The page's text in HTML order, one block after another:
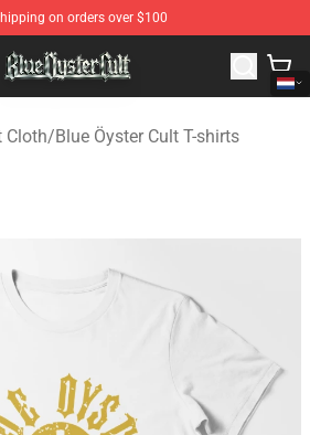
on orders over $100
- Official Blue Öyster Cult
Cloth/Blue Öyster Cult T-shirts